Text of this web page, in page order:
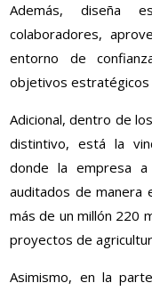
Además, diseña
colaboradores,
entorno de
objetivos estratégicos
Adicional, dentro de
distintivo, está la
donde la empresa
auditados de manera
más de un millón 220
proyectos de
Asimismo, en la